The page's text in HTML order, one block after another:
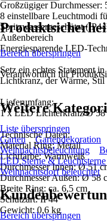
Großzügiger Durchmesser:
8 einstellbare Leuchtmodi
Spritzwassergeschützt
Außenbereich
Energiesparende LED-
Setz ein echtes Statement
Lichtkranz, der Wärme, Stil
Lieferumfang:
1 x LED Lichterkranz Ø
Technische Daten:
Material Ring: Metall
Lichtfarbe: Warmweiß
Durchmesser Innen: Ø 51
Durchmesser Außen: Ø 58
Breite Ring: ca. 6,5 cm
Schutzart: IP44
Gewicht: 0,6 kg
Bereich überspringen
Verantwortlich für
Weitere
Liste überspringen
Garten
Gartendekoration
Weihnachtsbeleuchtung
LED Sterne & Leuchtsterne
Weihnachtsdorf beleuchtet
Bereich überspringen